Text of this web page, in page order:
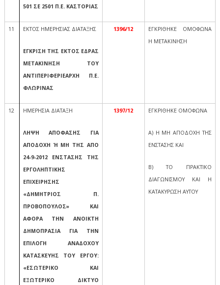
501 ΣΕ 2501 Π.Ε. ΚΑΣΤΟΡΙΑΣ
11 ΕΚΤΟΣ ΗΜΕΡΗΣΙΑΣ ΔΙΑΤΑΞΗΣ
ΕΓΚΡΙΣΗ ΤΗΣ ΕΚΤΟΣ ΕΔΡΑΣ
ΜΕΤΑΚΙΝΗΣΗ ΤΟΥ
ΑΝΤΙΠΕΡΙΦΕΡΙΕΑΡΧΗ Π.Ε.
ΦΛΩΡΙΝΑΣ
1396/12
ΕΓΚΡΙΘΗΚΕ ΟΜΟΦΩΝΑ
Η ΜΕΤΑΚΙΝΗΣΗ
12 ΗΜΕΡΗΣΙΑ ΔΙΑΤΑΞΗ
ΛΗΨΗ ΑΠΟΦΑΣΗΣ ΓΙΑ
ΑΠΟΔΟΧΗ Ή ΜΗ ΤΗΣ ΑΠΟ
24-9-2012 ΕΝΣΤΑΣΗΣ ΤΗΣ
ΕΡΓΟΛΗΠΤΙΚΗΣ
ΕΠΙΧΕΙΡΗΣΗΣ
«ΔΗΜΗΤΡΙΟΣ Π.
ΠΡΟΒΟΠΟΥΛΟΣ» ΚΑΙ
ΑΦΟΡΑ ΤΗΝ ΑΝΟΙΚΤΗ
ΔΗΜΟΠΡΑΣΙΑ ΓΙΑ ΤΗΝ
ΕΠΙΛΟΓΗ ΑΝΑΔΟΧΟΥ
ΚΑΤΑΣΚΕΥΗΣ ΤΟΥ ΕΡΓΟΥ:
«ΕΣΩΤΕΡΙΚΟ ΚΑΙ
ΕΞΩΤΕΡΙΚΟ ΔΙΚΤΥΟ
1397/12 ΕΓΚΡΙΘΗΚΕ ΟΜΟΦΩΝΑ
Α) Η ΜΗ ΑΠΟΔΟΧΗ ΤΗΣ
ΕΝΣΤΑΣΗΣ ΚΑΙ
Β) ΤΟ ΠΡΑΚΤΙΚΟ
ΔΙΑΓΩΝΙΣΜΟΥ ΚΑΙ Η
ΚΑΤΑΚΥΡΩΣΗ ΑΥΤΟΥ